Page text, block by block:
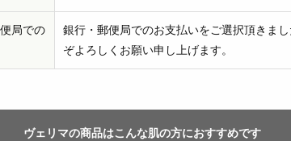
局での
銀行・郵便局でのお支払いをご選択頂きま
ぞよろしくお願い申し上げます。
ヴェリマの商品はこんな肌の方におすすめです